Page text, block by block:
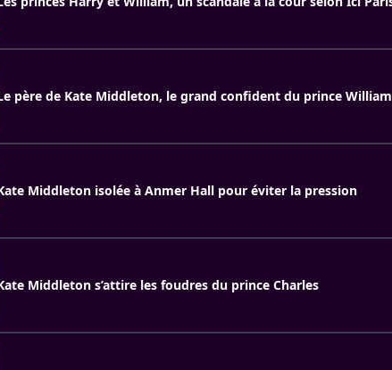
père de Kate Middleton, le grand confident du prince William
Middleton isolée à Anmer Hall pour éviter la pression
Middleton s’attire les foudres du prince Charles